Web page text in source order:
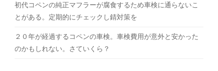
初代コペンの純正マフラーが腐食するため車検に通らないこ
とがある。定期的にチェックし錆対策を
２０年が経過するコペンの車検。車検費用が意外と安かった
のかもしれない。さていくら？